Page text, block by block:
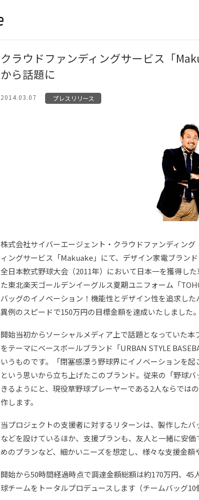
クラウドファンディングサービス「
から話題に
2014.03.07 プレスリリース
株式会社サイバーエージェント・クラウドファンディン
ィングサービス「Makuake」にて、デザイン家電ブラン
全日本軟式野球大会（2011年）において日本一を獲得し
た東北楽天ゴールデンイーグルス夏期ユニフォーム「
バッグのイノベーション！機能性とデザイン性を追求し
異例のスピードで150万円の目標金額を達成いたしました。
開始当初からソーシャルメディア上で話題となっていた
をテーマにベースボールブランド「URBAN STYLE
いうものです。「閉塞感漂う野球界にイノベーションを
という思いから立ち上げたこのブランド。従来の「野球
きるようにと、現役草野球プレーヤーである2人ならでは
作します。
当プロジェクトの支援者に対するリターンは、製作した
などを設けているほか、支援プランも、友人と一緒に安
めのプランなど、細かいニーズを想定し、様々な支援金額
開始から50時間経過時点で調達金額総額は約170万円、
球チームをトータルプロデュースします（チームバッグ